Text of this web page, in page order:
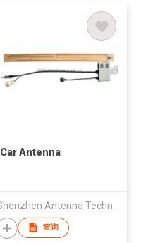
Car Antenna
查询